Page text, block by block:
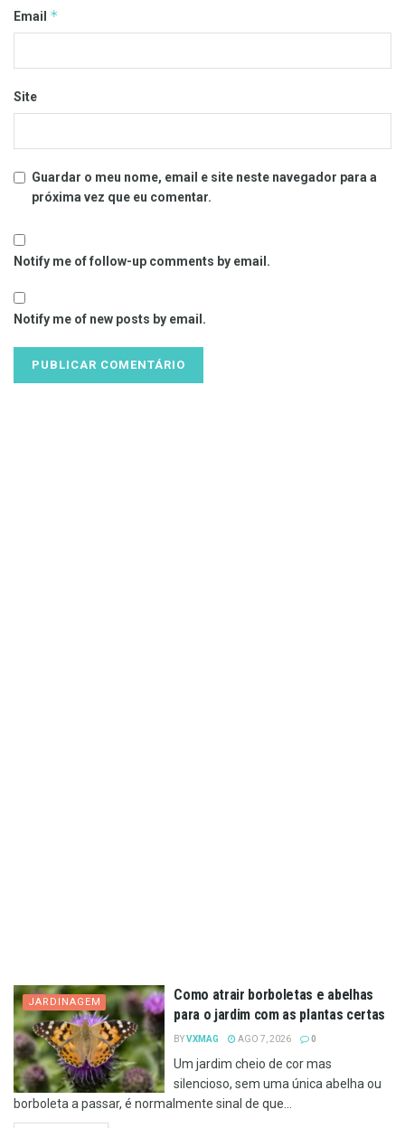
Email *
Site
Guardar o meu nome, email e site neste navegador para a
próxima vez que eu comentar.
Notify me of follow-up comments by email.
Notify me of new posts by email.
JARDINAGEM
Como atrair borboletas e abelhas
para o jardim com as plantas certas
BYVXMAG AGO 7, 2026 0
Um jardim cheio de cor mas
silencioso, sem uma única abelha ou
borboleta a passar, é normalmente sinal de que...